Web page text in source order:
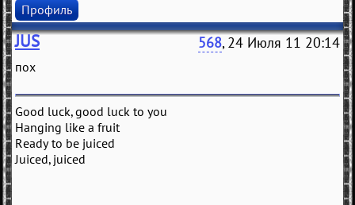
Профиль
JUS 568, 24 Июля 11 20:14
пох
Good luck, good luck to you
Hanging like a fruit
Ready to be juiced
Juiced, juiced